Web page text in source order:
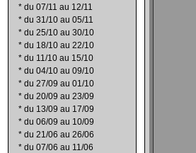
* du 07/11 au 12/11
* du 31/10 au 05/11
* du 25/10 au 30/10
* du 18/10 au 22/10
* du 11/10 au 15/10
* du 04/10 au 09/10
* du 27/09 au 01/10
* du 20/09 au 23/09
* du 13/09 au 17/09
* du 06/09 au 10/09
* du 21/06 au 26/06
* du 07/06 au 11/06